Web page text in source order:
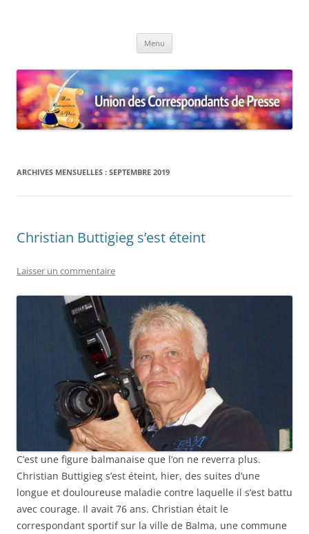
Presse
Menu
ARCHIVES MENSUELLES : SEPTEMBRE 2019
Christian Buttigieg s’est éteint
Laisser un commentaire
C’est une figure balmanaise que l’on ne reverra plus.
Christian Buttigieg s’est éteint, hier, des suites d’une
longue et douloureuse maladie contre laquelle il s’est battu
avec courage. Il avait 76 ans. Christian était le
correspondant sportif sur la ville de Balma, une commune